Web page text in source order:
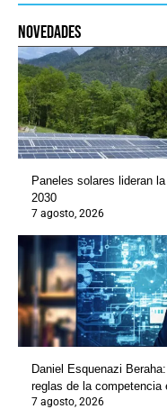
novedades
Paneles solares lideran
2030
7 agosto, 2026
Daniel Esquenazi
reglas de la competencia
7 agosto, 2026